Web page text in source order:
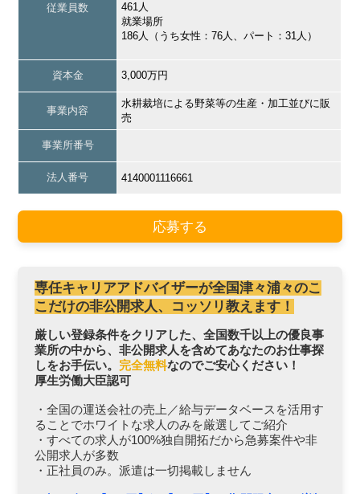
従業員数
461人
就業場所
186人（うち女性：76人、パート：31人）
資本金 3,000万円
事業内容
水耕裁培による野菜等の生産・加工並びに販
売
事業所番号
法人番号 4140001116661
応募する
専任キャリアアドバイザーが全国津々浦々のこ
こだけの非公開求人、コッソリ教えます！
厳しい登録条件をクリアした、全国数千以上の優良事
業所の中から、非公開求人を含めてあなたのお仕事探
しをお手伝い。 完全無料なのでご安心ください！
厚生労働大臣認可
・全国の運送会社の売上／給与データベースを活用す
ることでホワイトな求人のみを厳選してご紹介
・すべての求人が100%独自開拓だから急募案件や非
公開求人が多数
・正社員のみ。派遣は一切掲載しません